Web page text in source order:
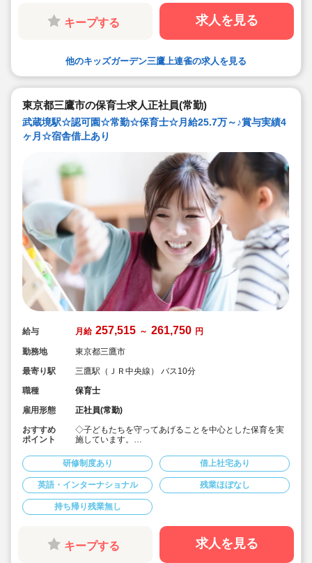
◇宿舎借り上げ制度利用可能です。（同居の宿舎借り上
げも相談出来ます！）
◇引っ越し代補助あり。
◇年間休日120日以上！土曜日の振替休日ありです。
丈夫。得意な保育を活かしてください。
す。先生たち一人ひとりの個性を存分に発揮できる保育
園です！
キープする 求人を見る
他のキッズガーデン三鷹上連雀の求人を見る
東京都三鷹市の保育士求人正社員(常勤)
武蔵境駅☆認可園☆常勤☆保育士☆月給25.7万～♪賞与実績4
ヶ月☆宿舎借上あり
給与 月給 257,515 ～ 261,750 円
勤務地
東京都三鷹市
最寄り駅
三鷹駅（ＪＲ中央線） バス10分
職種
保育士
雇用形態
正社員(常勤)
おすすめ
ポイント
◇子どもたちを守ってあげることを中心とした保育を実
施しています。
◇ICT化や、やる事の明確化により残業も全体平均5時間/
月と、遅くまで残る事ありません♪（残業代の支給もあ
り）
◇複数担任制のため、事務作業は勤務時間内にて実施。
基本的に「原則残業なし」「持ち帰り仕事禁止」です。
◇主体的に活動できる環境を大切にしています。
家庭の延長のようなゆったりした環境と、きめ細やかな
保育を行っております。
◇リトミック活動や、モンテッソーリを保育に基盤とし
てます。
◇すべて自園調理で安心で切る食事を提供し、食育活動
研修制度あり 借上社宅あり
英語・インターナショナル 残業ほぼなし
持ち帰り残業無し
キープする 求人を見る